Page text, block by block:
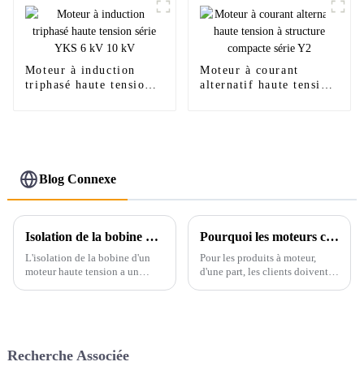
Moteur à induction
triphasé haute tension
Moteur à courant
alternatif haute tension
Blog Connexe
Isolation de la bobine du moteur haute tension
L'isolation de la bobine d'un
moteur haute tension a un
Pourquoi les moteurs chauffent-ils davantage ?
Pour les produits à moteur,
d'une part, les clients doivent
Recherche Associée